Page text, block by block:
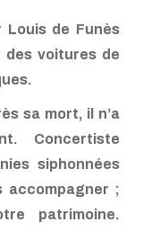
de Funès
des voitures de
sa mort, il n’a
Concertiste
siphonnées
accompagner ;
patrimoine.